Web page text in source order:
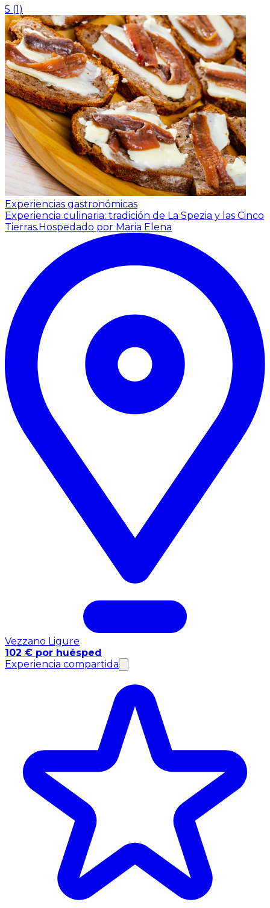
5 (1)
Experiencias gastronómicas
Experiencia culinaria: tradición de La Spezia y las Cinco
Tierras.Hospedado por Maria Elena
Vezzano Ligure
102 € por huésped
Experiencia compartida